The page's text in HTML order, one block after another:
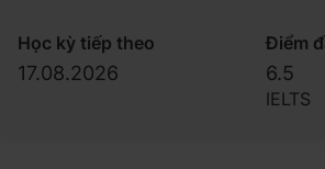
Học kỳ tiếp theo
17.08.2026
Điểm
6.5
IELTS